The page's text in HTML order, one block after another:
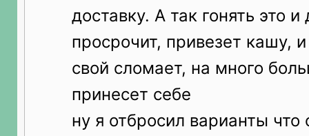
доставку. А так гонять это и
просрочит, привезет кашу,
свой сломает, на много
принесет себе
ну я отбросил варианты что